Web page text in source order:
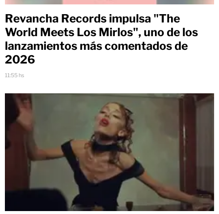
Revancha Records impulsa "The
World Meets Los Mirlos", uno de los
lanzamientos más comentados de
2026
11:55 hs